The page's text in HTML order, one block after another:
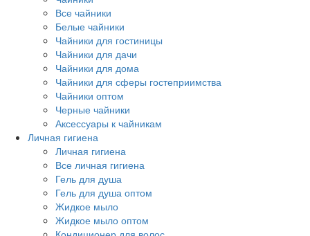
Все чайники
Белые чайники
Чайники для гостиницы
Чайники для дачи
Чайники для дома
Чайники для сферы гостеприимства
Чайники оптом
Черные чайники
Аксессуары к чайникам
Личная гигиена
Личная гигиена
Все личная гигиена
Гель для душа
Гель для душа оптом
Жидкое мыло
Жидкое мыло оптом